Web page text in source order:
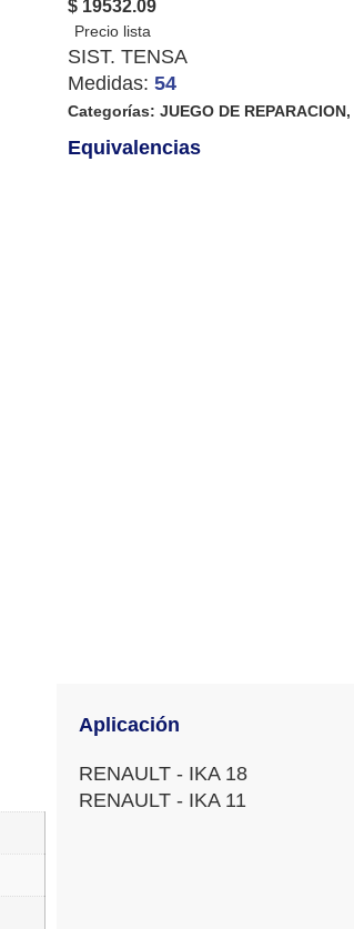
$ 19532.09
SIST. TENSA
Medidas: 54
Categorías: JUEGO DE REPARACION,
Equivalencias
Aplicación
RENAULT - IKA 18
RENAULT - IKA 11